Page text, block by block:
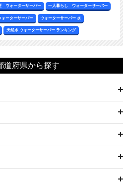
ウォーターサーバー 一人暮らし ウォーターサーバー
ーターサーバー ウォーターサーバー 水
天然水 ウォーターサーバー ランキング
道府県から探す